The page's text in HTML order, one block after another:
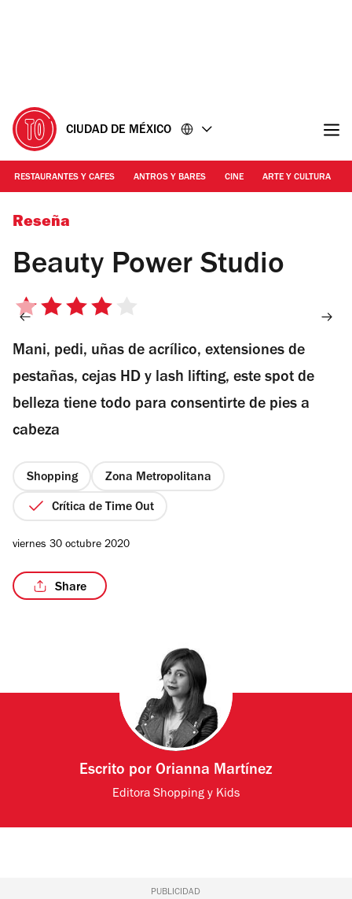
CIUDAD DE MÉXICO
RESTAURANTES Y CAFES ANTROS Y BARES CINE ARTE Y CULTURA
Foto: Alejandra Carbajal
Reseña
Beauty Power Studio
4
5
estrellas
Mani, pedi, uñas de acrílico, extensiones de
pestañas, cejas HD y lash lifting, este spot de
belleza tiene todo para consentirte de pies a
cabeza
Shopping Zona Metropolitana
Crítica de Time Out
viernes 30 octubre 2020
Share
Escrito porOrianna Martínez
Editora Shopping y Kids
PUBLICIDAD